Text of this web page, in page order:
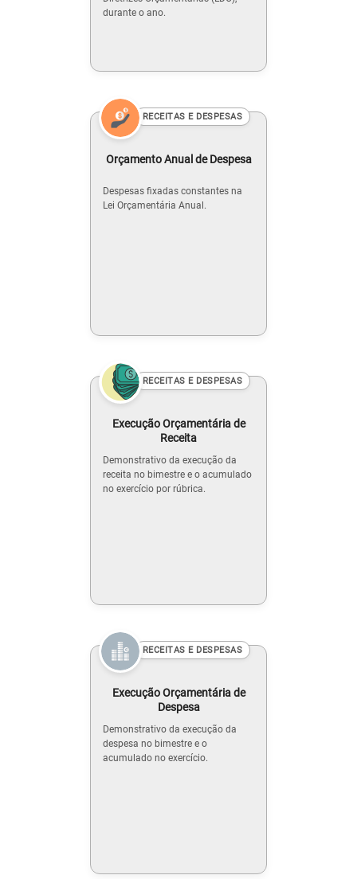
durante o ano.
RECEITAS E DESPESAS
Orçamento Anual de Despesa
Despesas fixadas constantes na
Lei Orçamentária Anual.
RECEITAS E DESPESAS
Execução Orçamentária de
Receita
Demonstrativo da execução da
receita no bimestre e o acumulado
no exercício por rúbrica.
RECEITAS E DESPESAS
Execução Orçamentária de
Despesa
Demonstrativo da execução da
despesa no bimestre e o
acumulado no exercício.